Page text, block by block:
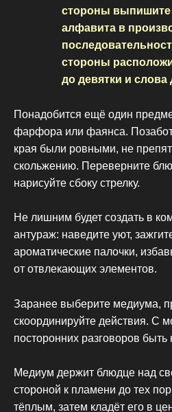
стороны выпишите
алфавита в
стороны
до девятки и
Понадобится ещё один
фарфора или фаянса.
края были ровными, не
скольжению. Переверните
нарисуйте сбоку стрелку.
Не лишним будет создать в
антураж: наведите уют,
ароматические палочки,
от отвлекающих элементов.
Заранее выберите медиума,
скоординируйте действия. С
посторонних разговоров
Медиум держит блюдце над
стороной к пламени до тех
тёплым, затем кладёт его в